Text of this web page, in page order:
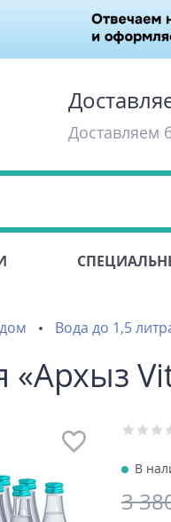
Доставляем
Вода до 1,5
В
3